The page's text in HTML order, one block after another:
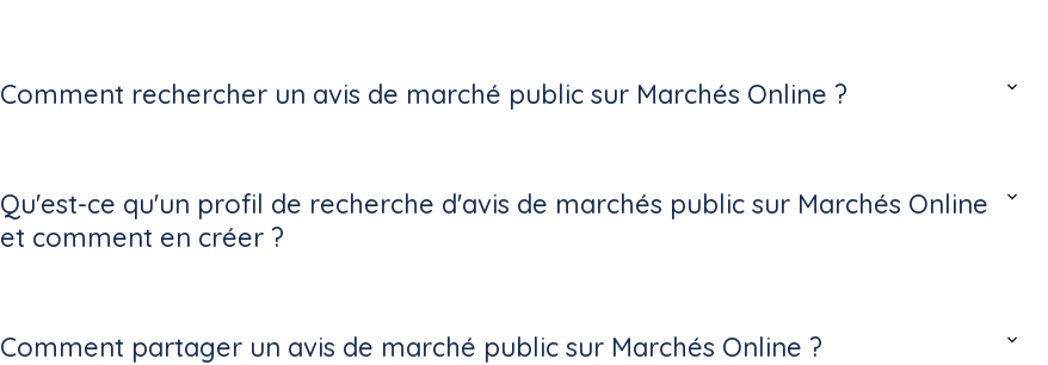
Comment rechercher un avis de marché public sur Marchés Online ?
Qu'est-ce qu'un profil de recherche d'avis de marchés public sur Marchés Online
et comment en créer ?
Comment partager un avis de marché public sur Marchés Online ?